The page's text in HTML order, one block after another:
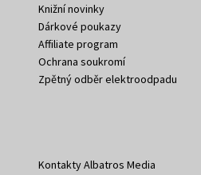
Knižní novinky
Dárkové poukazy
Affiliate program
Ochrana soukromí
Zpětný odběr elektroodpadu
Kontakty Albatros Media